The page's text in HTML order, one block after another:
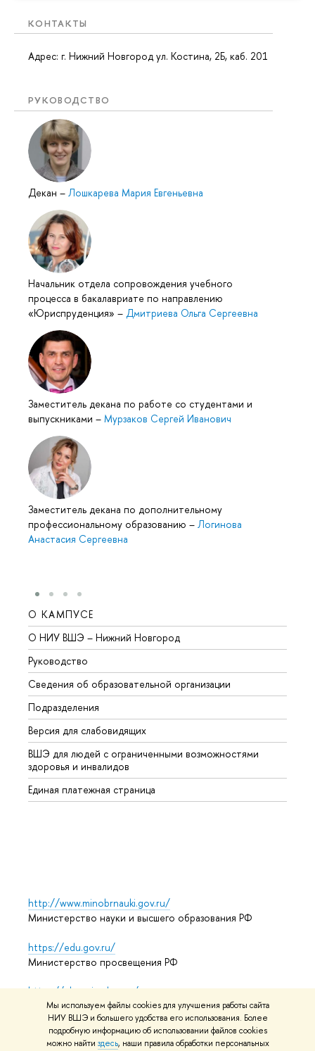
Мы используем файлы cookies для улучшения работы сайта
НИУ ВШЭ и большего удобства его использования. Более
подробную информацию об использовании файлов cookies
можно найти здесь, наши правила обработки персональных
КОНТАКТЫ
Адрес: г. Нижний Новгород ул. Костина, 2Б, каб. 201
РУКОВОДСТВО
Декан – Лошкарева Мария Евгеньевна
Начальник отдела сопровождения учебного
процесса в бакалавриате по направлению
«Юриспруденция» – Дмитриева Ольга Сергеевна
Заместитель декана по работе со студентами и
выпускниками – Мурзаков Сергей Иванович
Заместитель декана по дополнительному
профессиональному образованию – Логинова
Анастасия Сергеевна
О КАМПУСЕ
О НИУ ВШЭ – Нижний Новгород
Руководство
Сведения об образовательной организации
Подразделения
Версия для слабовидящих
ВШЭ для людей с ограниченными возможностями
здоровья и инвалидов
Единая платежная страница
http://www.minobrnauki.gov.ru/
Министерство науки и высшего образования РФ
https://edu.gov.ru/
Министерство просвещения РФ
https://elearning.hse.ru/mooc
Массовые открытые онлайн-курсы